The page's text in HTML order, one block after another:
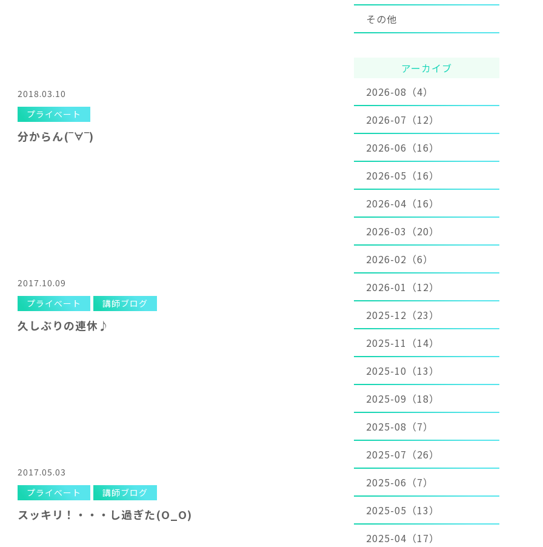
2018.03.10
プライベート
分からん(‾∀‾)
2017.10.09
プライベート
講師ブログ
久しぶりの連休♪
2017.05.03
プライベート
講師ブログ
スッキリ！・・・し過ぎた(O_O)
その他
アーカイブ
2026-08（4）
2026-07（12）
2026-06（16）
2026-05（16）
2026-04（16）
2026-03（20）
2026-02（6）
2026-01（12）
2025-12（23）
2025-11（14）
2025-10（13）
2025-09（18）
2025-08（7）
2025-07（26）
2025-06（7）
2025-05（13）
2025-04（17）